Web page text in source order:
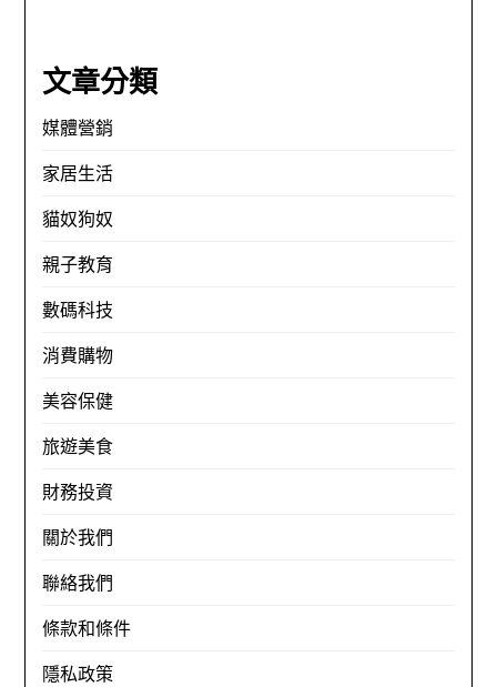
文章分類
媒體營銷
家居生活
貓奴狗奴
親子教育
數碼科技
消費購物
美容保健
旅遊美食
財務投資
關於我們
聯絡我們
條款和條件
隱私政策